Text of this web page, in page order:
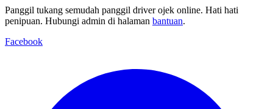
Panggil tukang semudah panggil driver ojek online. Hati hati
penipuan. Hubungi admin di halaman bantuan.
Facebook